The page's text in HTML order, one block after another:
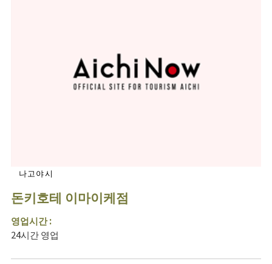
나고야시
돈키호테 이마이케점
영업시간 :
24시간 영업